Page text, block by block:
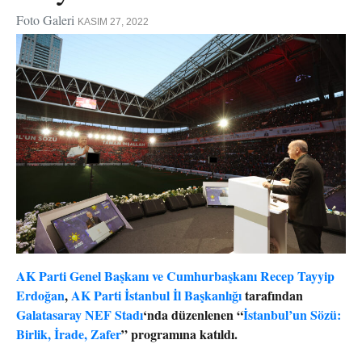
Foto Galeri KASIM 27, 2022
AK Parti Genel Başkanı ve Cumhurbaşkanı Recep Tayyip
Erdoğan,AK Parti İstanbul İl Başkanlığıtarafından
Galatasaray NEF Stadı‘nda düzenlenen “İstanbul’un Sözü:
Birlik, İrade, Zafer” programına katıldı.